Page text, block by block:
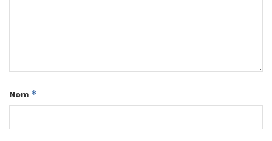
Nom *